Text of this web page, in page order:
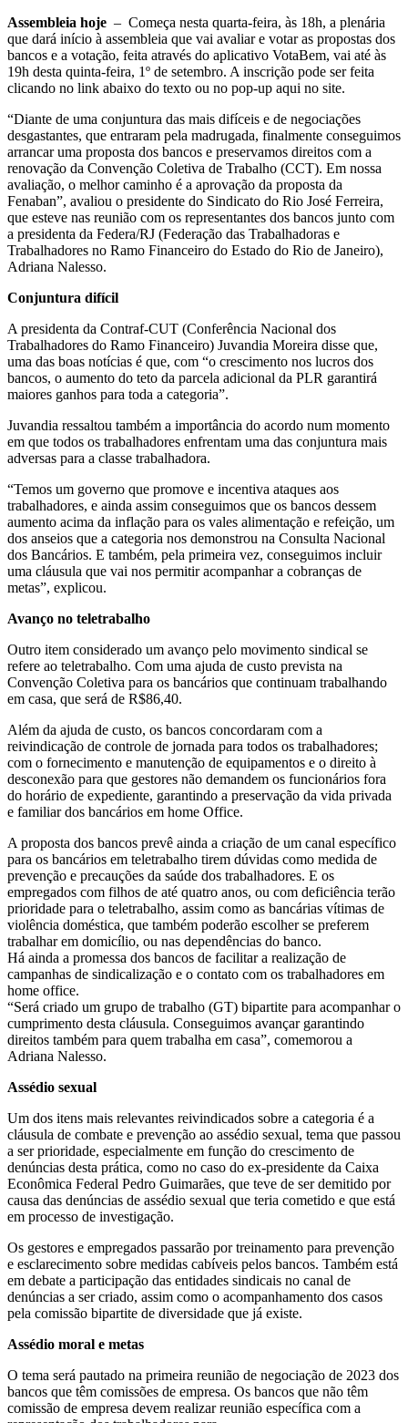
Assembleia hoje – Começa nesta quarta-feira, às 18h, a plenária
que dará início à assembleia que vai avaliar e votar as propostas dos
bancos e a votação, feita através do aplicativo VotaBem, vai até às
19h desta quinta-feira, 1º de setembro. A inscrição pode ser feita
clicando no link abaixo do texto ou no pop-up aqui no site.
“Diante de uma conjuntura das mais difíceis e de negociações
desgastantes, que entraram pela madrugada, finalmente conseguimos
arrancar uma proposta dos bancos e preservamos direitos com a
renovação da Convenção Coletiva de Trabalho (CCT). Em nossa
avaliação, o melhor caminho é a aprovação da proposta da
Fenaban”, avaliou o presidente do Sindicato do Rio José Ferreira,
que esteve nas reunião com os representantes dos bancos junto com
a presidenta da Federa/RJ (Federação das Trabalhadoras e
Trabalhadores no Ramo Financeiro do Estado do Rio de Janeiro),
Adriana Nalesso.
Conjuntura difícil
A presidenta da Contraf-CUT (Conferência Nacional dos
Trabalhadores do Ramo Financeiro) Juvandia Moreira disse que,
uma das boas notícias é que, com “o crescimento nos lucros dos
bancos, o aumento do teto da parcela adicional da PLR garantirá
maiores ganhos para toda a categoria”.
Juvandia ressaltou também a importância do acordo num momento
em que todos os trabalhadores enfrentam uma das conjuntura mais
adversas para a classe trabalhadora.
“Temos um governo que promove e incentiva ataques aos
trabalhadores, e ainda assim conseguimos que os bancos dessem
aumento acima da inflação para os vales alimentação e refeição, um
dos anseios que a categoria nos demonstrou na Consulta Nacional
dos Bancários. E também, pela primeira vez, conseguimos incluir
uma cláusula que vai nos permitir acompanhar a cobranças de
metas”, explicou.
Avanço no teletrabalho
Outro item considerado um avanço pelo movimento sindical se
refere ao teletrabalho. Com uma ajuda de custo prevista na
Convenção Coletiva para os bancários que continuam trabalhando
em casa, que será de R$86,40.
Além da ajuda de custo, os bancos concordaram com a
reivindicação de controle de jornada para todos os trabalhadores;
com o fornecimento e manutenção de equipamentos e o direito à
desconexão para que gestores não demandem os funcionários fora
do horário de expediente, garantindo a preservação da vida privada
e familiar dos bancários em home Office.
A proposta dos bancos prevê ainda a criação de um canal específico
para os bancários em teletrabalho tirem dúvidas como medida de
prevenção e precauções da saúde dos trabalhadores. E os
empregados com filhos de até quatro anos, ou com deficiência terão
prioridade para o teletrabalho, assim como as bancárias vítimas de
violência doméstica, que também poderão escolher se preferem
trabalhar em domicílio, ou nas dependências do banco.
Há ainda a promessa dos bancos de facilitar a realização de
campanhas de sindicalização e o contato com os trabalhadores em
home office.
“Será criado um grupo de trabalho (GT) bipartite para acompanhar o
cumprimento desta cláusula. Conseguimos avançar garantindo
direitos também para quem trabalha em casa”, comemorou a
Adriana Nalesso.
Assédio sexual
Um dos itens mais relevantes reivindicados sobre a categoria é a
cláusula de combate e prevenção ao assédio sexual, tema que passou
a ser prioridade, especialmente em função do crescimento de
denúncias desta prática, como no caso do ex-presidente da Caixa
Econômica Federal Pedro Guimarães, que teve de ser demitido por
causa das denúncias de assédio sexual que teria cometido e que está
em processo de investigação.
Os gestores e empregados passarão por treinamento para prevenção
e esclarecimento sobre medidas cabíveis pelos bancos. Também está
em debate a participação das entidades sindicais no canal de
denúncias a ser criado, assim como o acompanhamento dos casos
pela comissão bipartite de diversidade que já existe.
Assédio moral e metas
O tema será pautado na primeira reunião de negociação de 2023 dos
bancos que têm comissões de empresa. Os bancos que não têm
comissão de empresa devem realizar reunião específica com a